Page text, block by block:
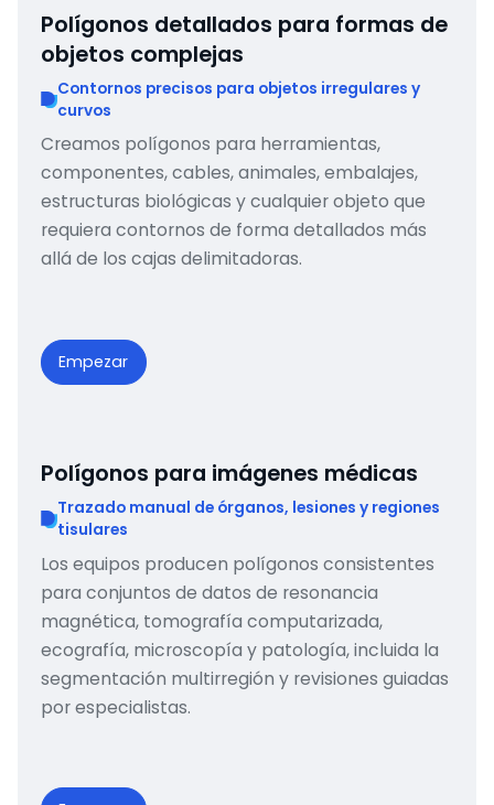
Polígonos detallados para formas de
objetos complejas
Contornos precisos para objetos irregulares y
curvos
Creamos polígonos para herramientas,
componentes, cables, animales, embalajes,
estructuras biológicas y cualquier objeto que
requiera contornos de forma detallados más
allá de los cajas delimitadoras.
Empezar
Polígonos para imágenes médicas
Trazado manual de órganos, lesiones y regiones
tisulares
Los equipos producen polígonos consistentes
para conjuntos de datos de resonancia
magnética, tomografía computarizada,
ecografía, microscopía y patología, incluida la
segmentación multirregión y revisiones guiadas
por especialistas.